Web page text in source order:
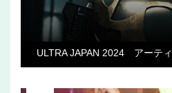
ULTRA JAPAN 2024 アーテ